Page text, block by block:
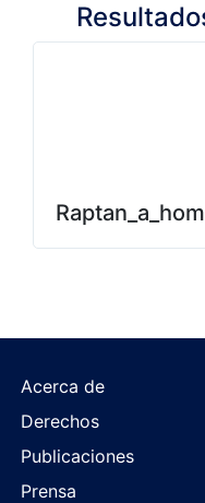
Acerca de
Derechos
Publicaciones
Prensa